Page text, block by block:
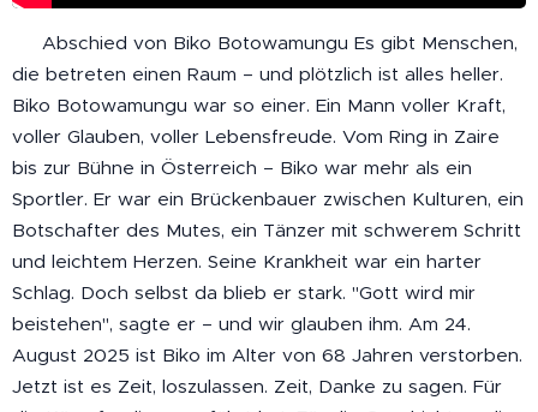
🕊️ Abschied von Biko Botowamungu Es gibt Menschen,
die betreten einen Raum – und plötzlich ist alles heller.
Biko Botowamungu war so einer. Ein Mann voller Kraft,
voller Glauben, voller Lebensfreude. Vom Ring in Zaire
bis zur Bühne in Österreich – Biko war mehr als ein
Sportler. Er war ein Brückenbauer zwischen Kulturen, ein
Botschafter des Mutes, ein Tänzer mit schwerem Schritt
und leichtem Herzen. Seine Krankheit war ein harter
Schlag. Doch selbst da blieb er stark. "Gott wird mir
beistehen", sagte er – und wir glauben ihm. Am 24.
August 2025 ist Biko im Alter von 68 Jahren verstorben.
Jetzt ist es Zeit, loszulassen. Zeit, Danke zu sagen. Für